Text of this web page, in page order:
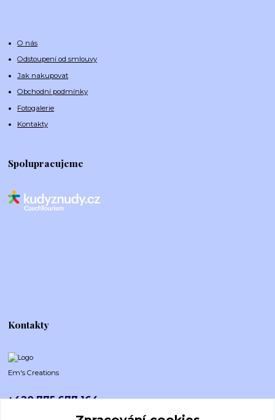
O nás
Odstoupení od smlouvy
Jak nakupovat
Obchodní podmínky
Fotogalerie
Kontakty
Spolupracujeme
Kontakty
Em's Creations
+420 775 677 164